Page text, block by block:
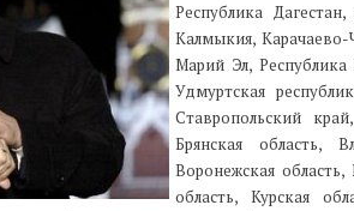
Республика
Калмыкия, Карачаево-
Марий Эл, Республика
Удмуртская
Ставропольский
Брянская область,
Воронежская область,
область, Курская